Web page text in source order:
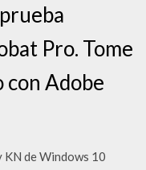
Pro. Tome
Adobe
KN de Windows 10